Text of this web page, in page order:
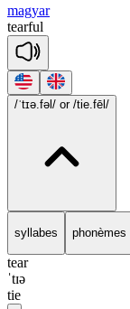
magyar
tearful
/ˈtɪə.fəl/ or /tie.fēl/
syllabes phonèmes
tear
ˈtɪə
tie